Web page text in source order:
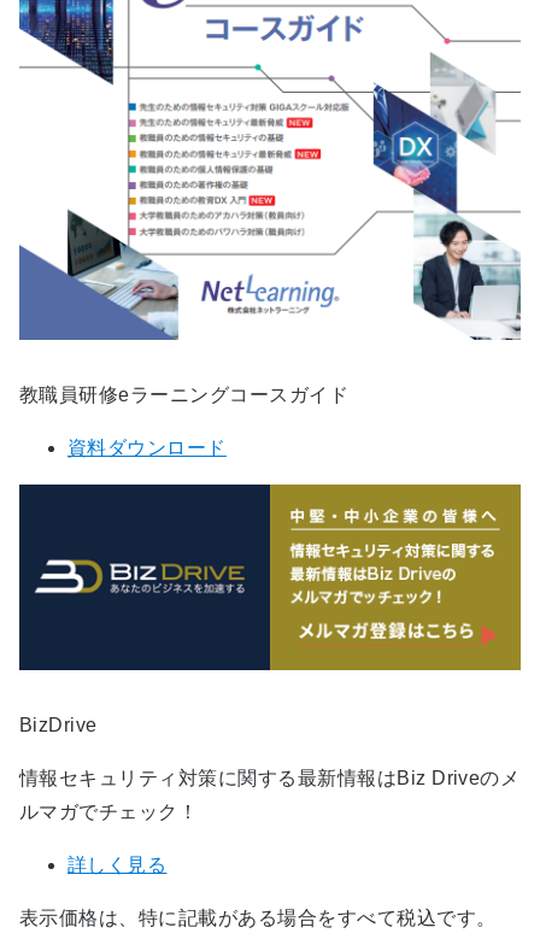
教職員研修eラーニングコースガイド
資料ダウンロード
BizDrive
情報セキュリティ対策に関する最新情報はBiz Driveのメ
ルマガでチェック！
詳しく見る
表示価格は、特に記載がある場合をすべて税込です。